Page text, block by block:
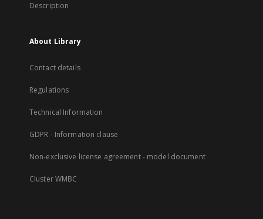
Description
About Library
Contact details
Regulations
Technical Information
GDPR - Information clause
Non-exclusive license agreement - model document
Cluster WMBC